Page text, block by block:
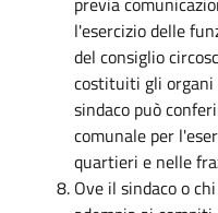
l'esercizio delle
del consiglio
costituiti gli organi
sindaco può
comunale per
quartieri e nelle
Ove il sindaco o